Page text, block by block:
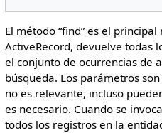
El método “find” es el
ActiveRecord, devuelve todas
el conjunto de ocurrencias de
búsqueda. Los parámetros
no es relevante, incluso
es necesario. Cuando se
todos los registros en la